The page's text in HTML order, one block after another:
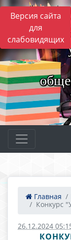
Версия сайта
для
слабовидящих
Главная
Конкурс
26.12.2024